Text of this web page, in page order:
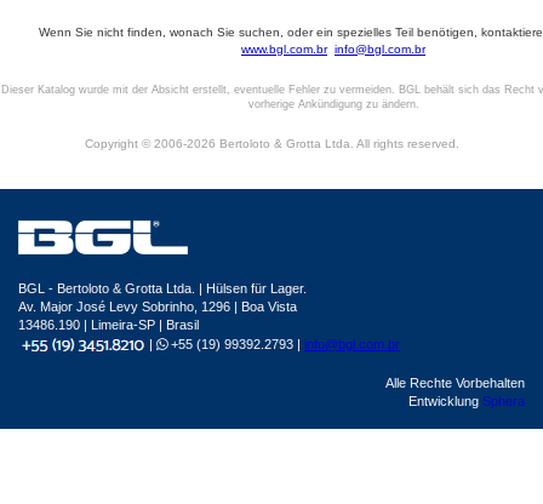
Wenn Sie nicht finden, wonach Sie suchen, oder ein spezielles Teil benötigen,
www.bgl.com.br info@bgl.com.br
Dieser Katalog wurde mit der Absicht erstellt, eventuelle Fehler zu vermeiden. BGL behält sich das Recht
vorherige Ankündigung zu ändern.
Copyright © 2006-2026 Bertoloto & Grotta Ltda. All rights reserved.
BGL - Bertoloto & Grotta Ltda. | Hülsen für Lager.
Av. Major José Levy Sobrinho, 1296 | Boa Vista
13486.190 | Limeira-SP | Brasil
|
+55 (19) 99392.2793 | info@bgl.com.br
Alle Rechte Vorbehalten
Entwicklung Sphera